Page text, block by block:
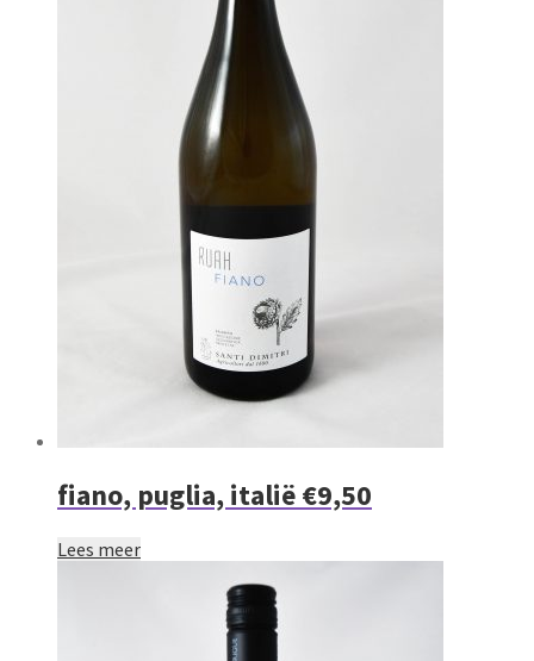
fiano, puglia, italië €9,50
Lees meer